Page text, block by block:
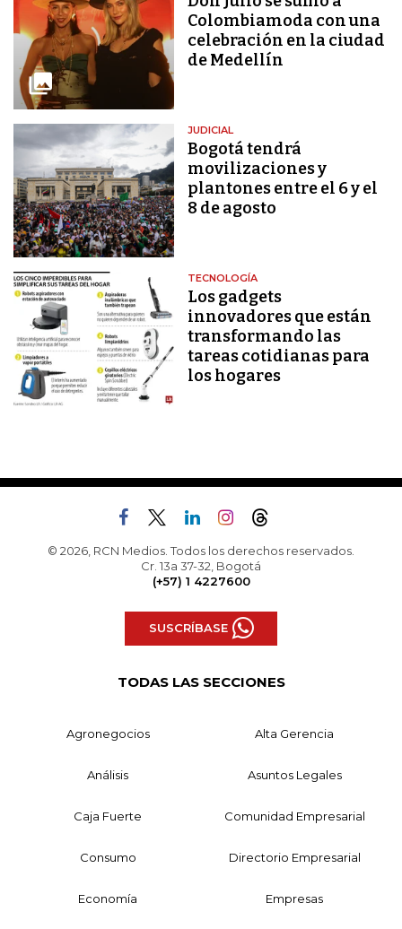
Colombiamoda con una
celebración en la ciudad
de Medellín
JUDICIAL
Bogotá tendrá
movilizaciones y
plantones entre el 6 y el
8 de agosto
TECNOLOGÍA
Los gadgets
innovadores que están
transformando las
tareas cotidianas para
los hogares
© 2026, RCN Medios. Todos los derechos reservados.
Cr. 13a 37-32, Bogotá
(+57) 1 4227600
SUSCRÍBASE
TODAS LAS SECCIONES
Agronegocios Alta Gerencia
Análisis Asuntos Legales
Caja Fuerte Comunidad Empresarial
Consumo Directorio Empresarial
Economía Empresas